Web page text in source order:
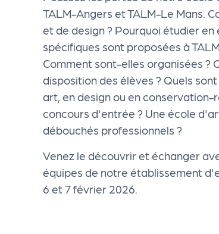
TALM-Angers et TALM-Le Mans.
et de design ? Pourquoi étudier
spécifiques sont proposées à
Comment sont-elles organisées ?
disposition des élèves ? Quels
art, en design ou en
concours d'entrée ? Une école
débouchés professionnels ?
Venez le découvrir et échanger
équipes de notre établissement
6 et 7 février 2026.
s
sé
le
cti
on
s